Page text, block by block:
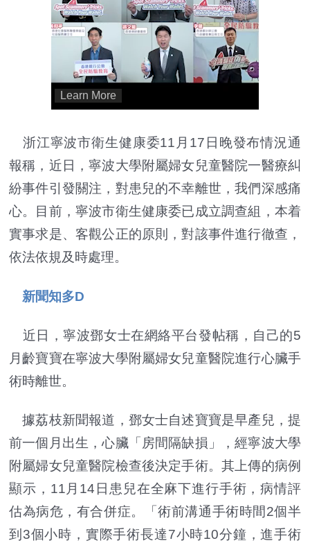
浙江寧波市衛生健康委11月17日晚發布情況通
報稱，近日，寧波大學附屬婦女兒童醫院一醫療糾
紛事件引發關注，對患兒的不幸離世，我們深感痛
心。目前，寧波市衛生健康委已成立調查組，本着
實事求是、客觀公正的原則，對該事件進行徹查，
依法依規及時處理。
新聞知多D
近日，寧波鄧女士在網絡平台發帖稱，自己的5
月齡寶寶在寧波大學附屬婦女兒童醫院進行心臟手
術時離世。
據荔枝新聞報道，鄧女士自述寶寶是早產兒，提
前一個月出生，心臟「房間隔缺損」，經寧波大學
附屬婦女兒童醫院檢查後決定手術。其上傳的病例
顯示，11月14日患兒在全麻下進行手術，病情評
估為病危，有合併症。「術前溝通手術時間2個半
到3個小時，實際手術長達7小時10分鐘，進手術